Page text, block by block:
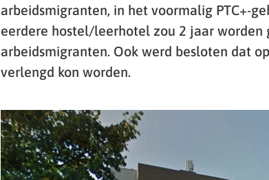
arbeidsmigranten, in het voormalig PTC+-
eerdere hostel/leerhotel zou 2 jaar worden
arbeidsmigranten. Ook werd besloten dat
verlengd kon worden.